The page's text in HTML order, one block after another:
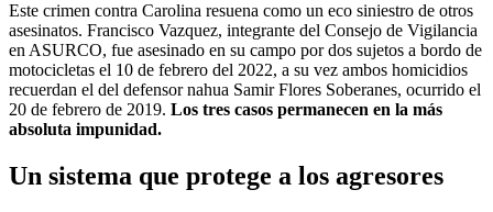
Este crimen contra Carolina resuena como un eco siniestro de otros
asesinatos. Francisco Vazquez, integrante del Consejo de Vigilancia
en ASURCO, fue asesinado en su campo por dos sujetos a bordo de
motocicletas el 10 de febrero del 2022, a su vez ambos homicidios
recuerdan el del defensor nahua Samir Flores Soberanes, ocurrido el
20 de febrero de 2019. Los tres casos permanecen en la más
absoluta impunidad.
Un sistema que protege a los agresores